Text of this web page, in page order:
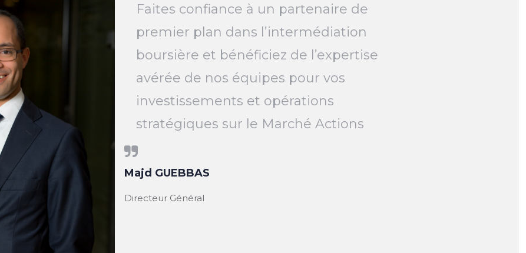
Faites confiance à un partenaire de
premier plan dans l’intermédiation
boursière et bénéficiez de l’expertise
avérée de nos équipes pour vos
investissements et opérations
stratégiques sur le Marché Actions
Majd GUEBBAS
Directeur Général